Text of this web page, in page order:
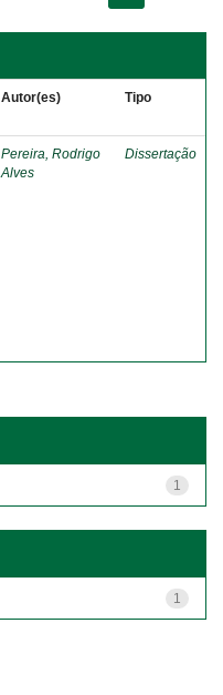
Autor(es) Tipo
Pereira, Rodrigo
Alves
Dissertação
1
1